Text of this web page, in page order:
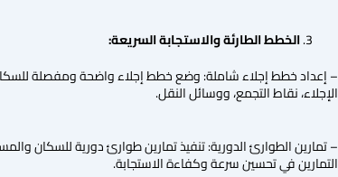
الخطط الطارئة والاستجابة السريعة:
– إعداد خطط إجلاء شاملة: وضع خطط إجلاء واضحة ومفصلة
الإجلاء، نقاط التجمع، ووسائل النقل.
– تمارين الطوارئ الدورية: تنفيذ تمارين طوارئ دورية للسكان
التمارين في تحسين سرعة وكفاءة الاستجابة.